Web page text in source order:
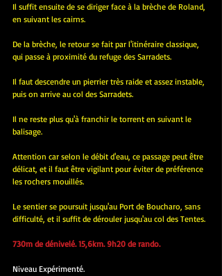
Il suffit ensuite de se diriger face à la brèche de Roland,
en suivant les cairns.
De la brèche, le retour se fait par l'itinéraire classique,
qui passe à proximité du refuge des Sarradets.
Il faut descendre un pierrier très raide et assez instable,
puis on arrive au col des Sarradets.
Il ne reste plus qu'à franchir le torrent en suivant le
balisage.
Attention car selon le débit d'eau, ce passage peut être
délicat, et il faut être vigilant pour éviter de préférence
les rochers mouillés.
Le sentier se poursuit jusqu'au Port de Boucharo, sans
difficulté, et il suffit de dérouler jusqu'au col des Tentes.
730m de dénivelé. 15,6km. 9h20 de rando.
Niveau Expérimenté.